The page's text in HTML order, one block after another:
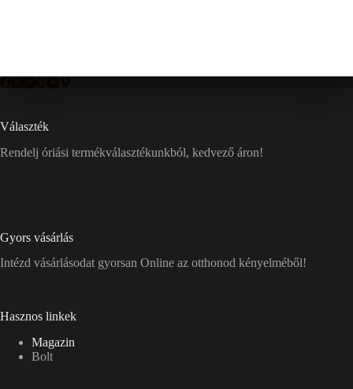
Választék
Rendelj óriási termékválasztékunkból, kedvező áron!
Gyors vásárlás
Intézd vásárlásodat gyorsan Online az otthonod kényelméből!
Hasznos linkek
Magazin
Bolt